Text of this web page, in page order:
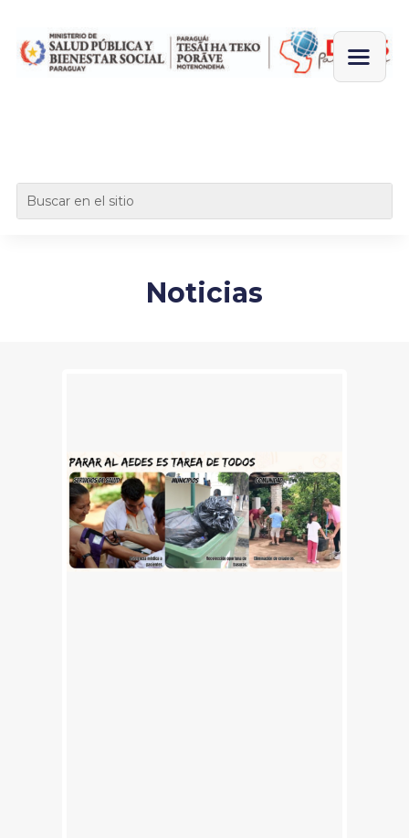
Noticias